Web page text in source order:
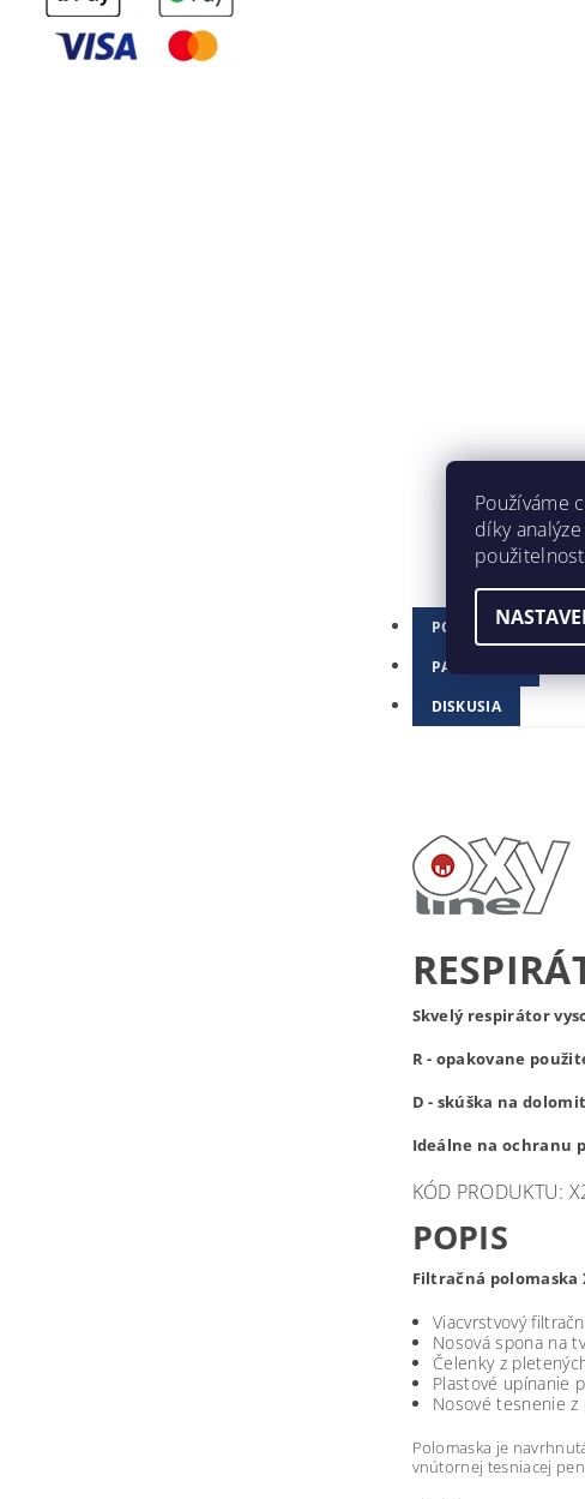
POPIS
PARAMETRE
DISKUSIA
Skvelý respirátor
R - opakovane
D - skúška na
Ideálne na ochranu
KÓD PRODUKTU:
POPIS
Filtračná polomaska
Viacvrstvový
Nosová spona na
Čelenky z
Plastové upínanie
Nosové tesnenie
Polomaska je
vnútornej tesniacej
Používáme
díky